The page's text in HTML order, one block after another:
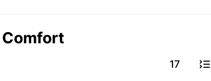
17